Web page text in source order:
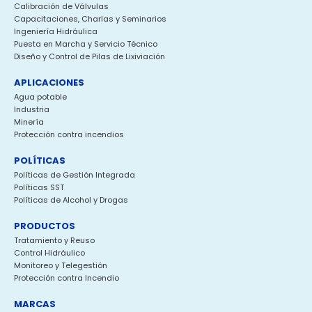
Calibración de Válvulas
Capacitaciones, Charlas y Seminarios
Ingeniería Hidráulica
Puesta en Marcha y Servicio Técnico
Diseño y Control de Pilas de Lixiviación
APLICACIONES
Agua potable
Industria
Minería
Protección contra incendios
POLÍTICAS
Políticas de Gestión Integrada
Políticas SST
Políticas de Alcohol y Drogas
PRODUCTOS
Tratamiento y Reuso
Control Hidráulico
Monitoreo y Telegestión
Protección contra Incendio
MARCAS